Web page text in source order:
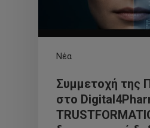
Νέα
Συμμετοχή της
στο